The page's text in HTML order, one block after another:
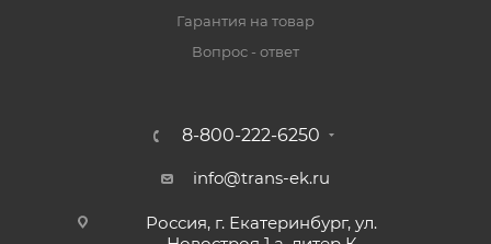
Гарантия на товар
Вопрос - ответ
8-800-222-6250
info@trans-ek.ru
Россия, г. Екатеринбург, ул.